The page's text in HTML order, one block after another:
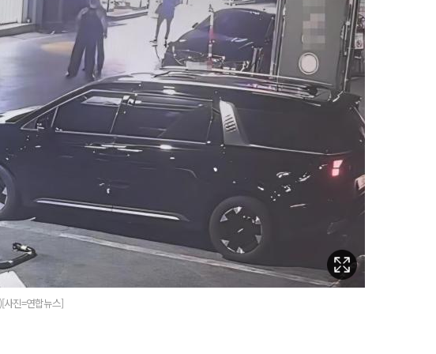
사진=연합뉴스]